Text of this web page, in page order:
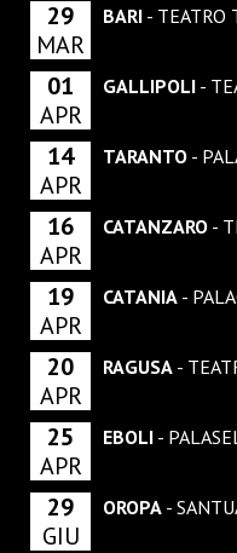
29
MAR
BARI - TEATRO
01
APR
GALLIPOLI -
14
APR
TARANTO -
16
APR
CATANZARO -
19
APR
CATANIA -
20
APR
RAGUSA -
25
APR
EBOLI -
29
GIU
OROPA -